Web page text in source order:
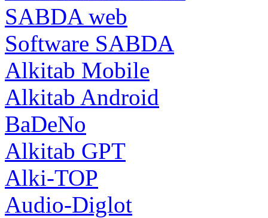
SABDA web
Software SABDA
Alkitab Mobile
Alkitab Android
BaDeNo
Alkitab GPT
Alki-TOP
Audio-Diglot